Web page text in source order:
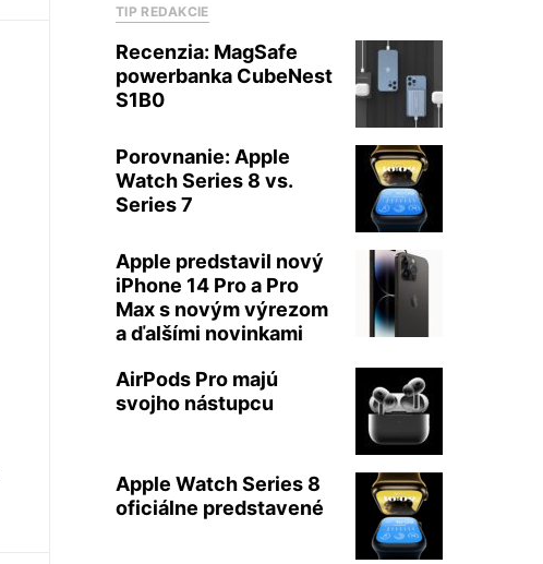
TIP REDAKCIE
Recenzia: MagSafe
powerbanka CubeNest
S1B0
Porovnanie: Apple
Watch Series 8 vs.
Series 7
Apple predstavil nový
iPhone 14 Pro a Pro
Max s novým výrezom
a ďalšími novinkami
AirPods Pro majú
svojho nástupcu
Apple Watch Series 8
oficiálne predstavené